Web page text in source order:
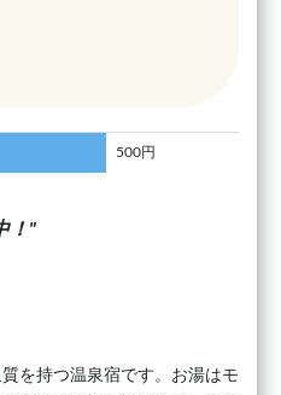
500円
！
を持つ温泉宿です。お湯はモ